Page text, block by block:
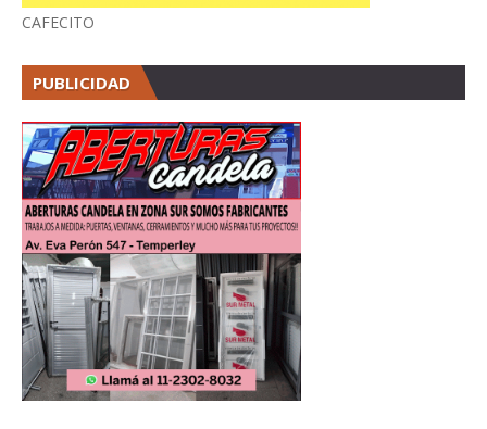
CAFECITO
PUBLICIDAD